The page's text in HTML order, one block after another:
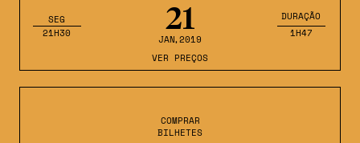
21
JAN,2019
SEG
21H30
DURAÇÃO
1H47
VER PREÇOS
COMPRAR
BILHETES